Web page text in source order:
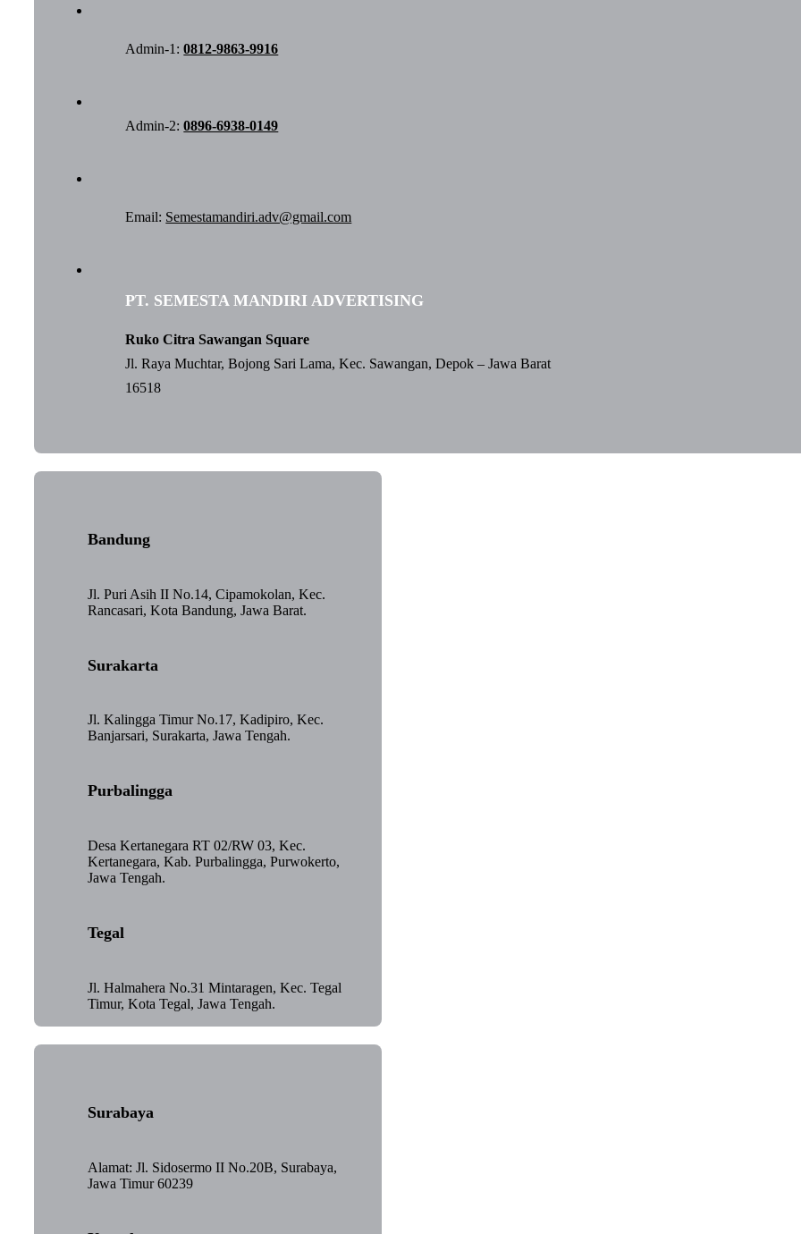
Admin-1:0812-9863-9916
Admin-2:0896-6938-0149
Email: Semestamandiri.adv@gmail.com
PT. SEMESTA MANDIRI ADVERTISING
Ruko Citra Sawangan Square
Jl. Raya Muchtar, Bojong Sari Lama, Kec. Sawangan, Depok – Jawa Barat
16518
Bandung
Jl. Puri Asih II No.14, Cipamokolan, Kec.
Rancasari, Kota Bandung, Jawa Barat.
Surakarta
Jl. Kalingga Timur No.17, Kadipiro, Kec.
Banjarsari, Surakarta, Jawa Tengah.
Purbalingga
Desa Kertanegara RT 02/RW 03, Kec.
Kertanegara, Kab. Purbalingga, Purwokerto,
Jawa Tengah.
Tegal
Jl. Halmahera No.31 Mintaragen, Kec. Tegal
Timur, Kota Tegal, Jawa Tengah.
Surabaya
Alamat: Jl. Sidosermo II No.20B, Surabaya,
Jawa Timur 60239